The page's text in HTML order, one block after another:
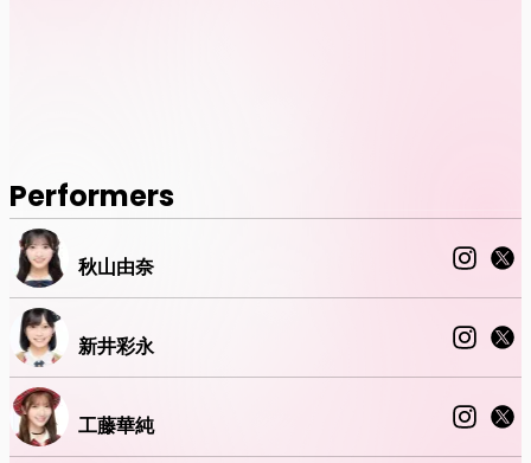
Performers
秋山由奈
新井彩永
工藤華純